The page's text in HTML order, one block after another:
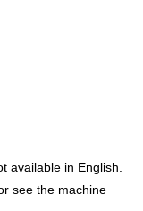
available in English.
see the machine